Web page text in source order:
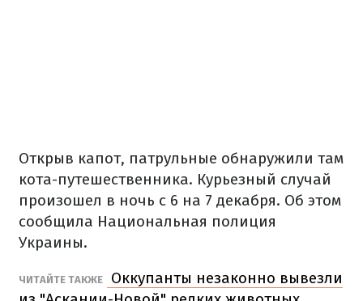
Открыв капот, патрульные обнаружили там
кота-путешественника. Курьезный случай
произошел в ночь с 6 на 7 декабря. Об этом
сообщила Национальная полиция
Украины.
ЧИТАЙТЕ ТАКЖЕ
Оккупанты незаконно вывезли